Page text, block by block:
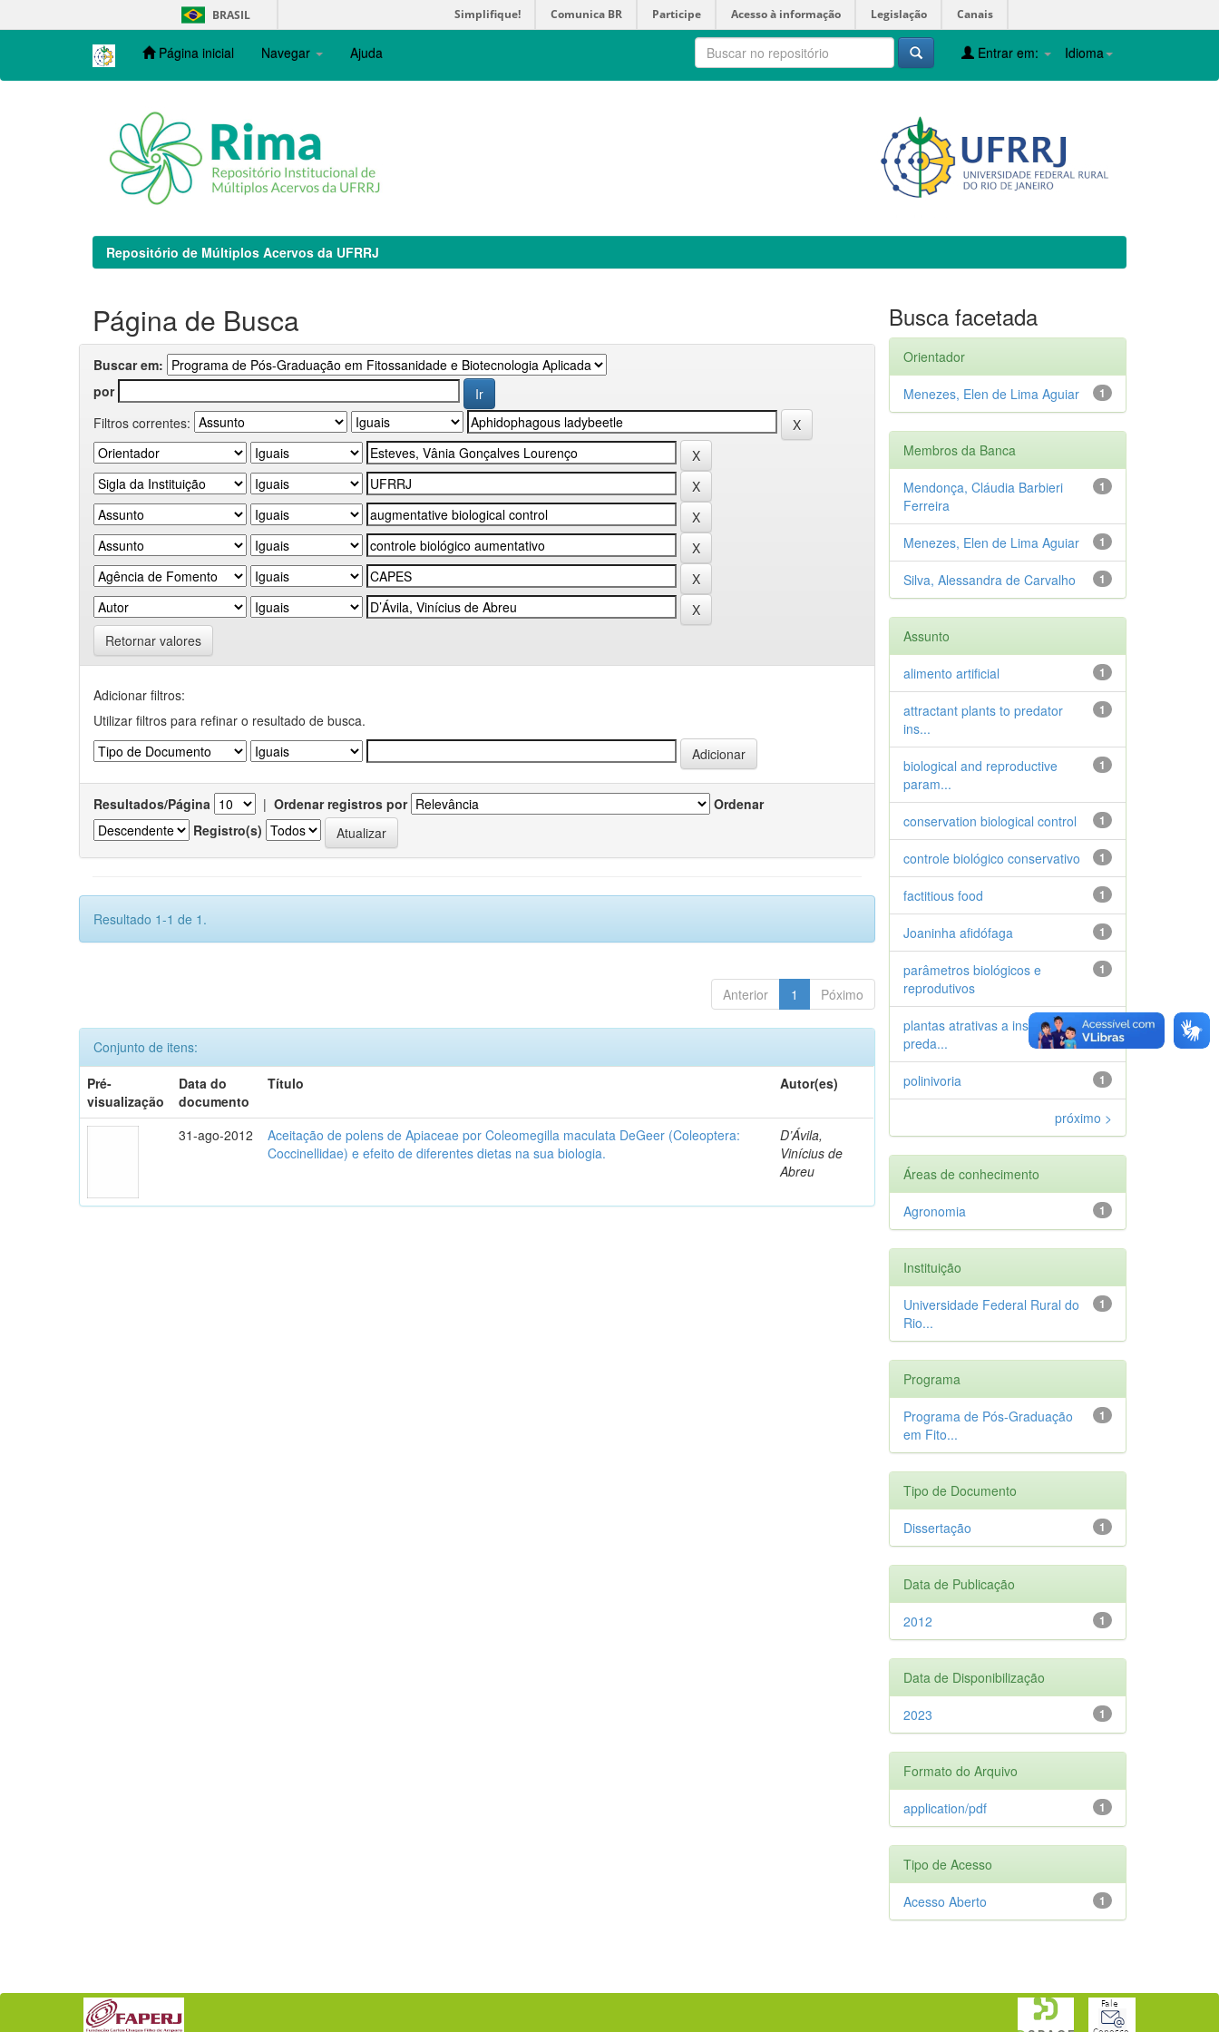
navigation
BRASIL Simplifique! Comunica BR Participe Acesso à informação Legislação Canais
Página inicial Navegar Ajuda Idioma
Entrar em:
Repositório de Múltiplos Acervos da UFRRJ
Página de Busca
Buscar em:
por
Filtros correntes:
Retornar valores
Adicionar filtros:
Utilizar filtros para refinar o resultado de busca.
Resultados/Página | Ordenar registros por
Ordenar
Registro(s)
Resultado 1-1 de 1.
Anterior 1 Póximo
Conjunto de itens:
Pré-
visualização
Data do
documento
Título Autor(es)
31-ago-2012
Aceitação de polens de Apiaceae por Coleomegilla maculata DeGeer (Coleoptera:
Coccinellidae) e efeito de diferentes dietas na sua biologia.
D’Ávila,
Vinícius de
Abreu
Busca facetada
Orientador
1
Menezes, Elen de Lima Aguiar
Membros da Banca
1
Mendonça, Cláudia Barbieri
Ferreira
1
Menezes, Elen de Lima Aguiar
1
Silva, Alessandra de Carvalho
Assunto
1
alimento artificial
1
attractant plants to predator
ins...
1
biological and reproductive
param...
1
conservation biological control
1
controle biológico conservativo
1
factitious food
1
Joaninha afidófaga
1
parâmetros biológicos e
reprodutivos
1
plantas atrativas a insetos
preda...
1
polinivoria
próximo >
Áreas de conhecimento
1
Agronomia
Instituição
1
Universidade Federal Rural do
Rio...
Programa
1
Programa de Pós-Graduação
em Fito...
Tipo de Documento
1
Dissertação
Data de Publicação
1
2012
Data de Disponibilização
1
2023
Formato do Arquivo
1
application/pdf
Tipo de Acesso
1
Acesso Aberto